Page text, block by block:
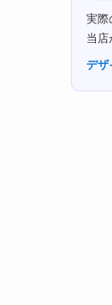
実際
当店
デザ